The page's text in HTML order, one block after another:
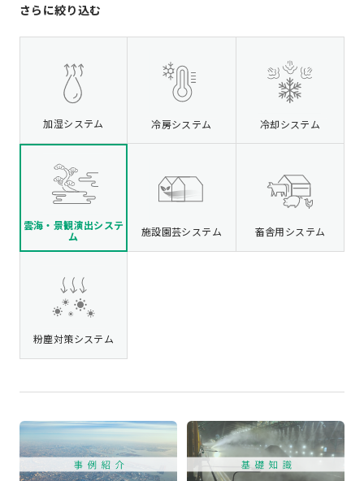
さらに絞り込む
加湿システム 冷房システム 冷却システム
雲海・景観演出システ
ム
施設園芸システム 畜舎用システム
粉塵対策システム